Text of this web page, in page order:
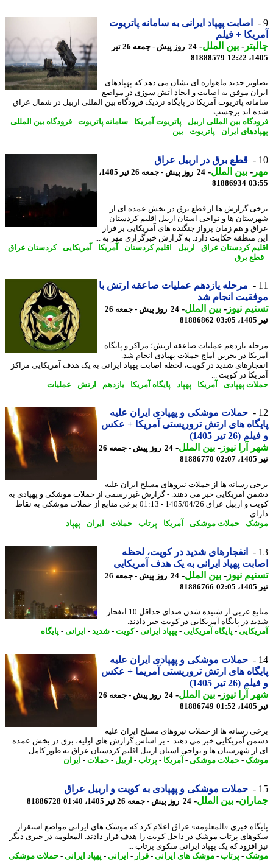
اصابت پهپاد ایرانی به سامانه پاتریوت
+ فیلم
-بین الملل-
24 روز پیش - جمعه 26 تیر
81888579
جدید ماهواره ای نشان می دهد که پهپادهای
موفق به اصابت و ایجاد آتش سوزی در مواضع
پاتریوت آمریکا در پایگاه نزدیک فرودگاه بین المللی اربیل در شمال عراق
اند برچسب ...
بین المللی اربیل -پاتریوت آمریکا- سامانه پاتریوت -فرودگاه بین المللی-
ایران - پاتریوت -بین
قطع برق در اربیل عراق
-بین الملل-
24 روز پیش - جمعه 26 تیر 1405،
81886934
گزارش ها از قطع برق در بخش عمده ای از
ها و نواحی استان اربیل اقلیم کردستان
و هم زمان پرواز جنگنده های آمریکایی بر فراز
منطقه حکایت دارد. به گزارش خبرگزاری مهر به ...
کردستان عراق- اربیل -اقلیم کردستان-آمریکا- آمریکایی-کردستان عراق
برق
مرحله یازدهم عملیات صاعقه ارتش با
انجام شد
نیوز-بین الملل-
24 روز پیش - جمعه 26
81886862
یازدهم عملیات صاعقه ارتش؛ مراکز و پایگاه
در بحرین آماج حملات پهپادی انجام شد. -
شدید در کویت، لحظه اصابت پهپاد ایرانی به یک هدف آمریکایی مراکز
در کویت ...
پهپادی-آمریکا- پهپاد -پایگاه آمریکا- یازدهم -ارتش -عملیات
حملات موشکی و پهپادی ایران علیه
های ارتش تروریستی آمریکا + عکس
تیر 1405)
آرا نیوز-بین الملل-
24 روز پیش - جمعه 26
81886770
رسانه ها از حملات نیروهای مسلح ایران علیه
آمریکایی خبر می دهند. - گزارش غیر رسمی از حملات موشکی و پهپادی به
کویت و اربیل عراق 1405/04/26 - 01:13 برخی منابع از حملات موشکی به نقاط
...
-حملات موشکی-آمریکا- پرتاب -حملات-ایران - پهپاد
انفجارهای شدید در کویت، لحظه
پهپاد ایرانی به یک هدف آمریکایی
نیوز-بین الملل-
24 روز پیش - جمعه 26
81886766
منابع عربی از شنیده شدن صدای حداقل 10 انفحار
در پایگاه آمریکایی در کویت خبر دادند. -
-پایگاه آمریکایی-پهپاد ایرانی- کویت-شدید-ایرانی- پایگاه
حملات موشکی و پهپادی ایران علیه
های ارتش تروریستی آمریما + عکس
تیر 1405)
آرا نیوز-بین الملل-
24 روز پیش - جمعه 26
81886749
رسانه ها از حملات نیروهای مسلح ایران علیه
آمریکایی خبر می دهند. - بر اساس گزارش های اولیه، برق در بخش عمده
شهرستان ها و نواحی استان اربیل اقلیم کردستان عراق به طور کامل ...
-حملات موشکی-آمریکا- پرتاب -اربیل -حملات-ایران
حملات موشکی و پهپادی به کویت و اربیل عراق
- بین الملل-24 روز پیش - جمعه 26 تیر 1405، 01:40 81886728
خبری «المعلومه» عراق اعلام کرد که موشک های ایرانی مواضع استقرار
پرتاب موشک در داخل کویت را هدف قرار دادند. المعلومه در خبری دیگر
افزود که یک پهپاد ایرانی سکوی پرتاب ...
-پرتاب -موشک های ایرانی- قرار - ایرانی- پهپاد ایرانی- حملات موشکی